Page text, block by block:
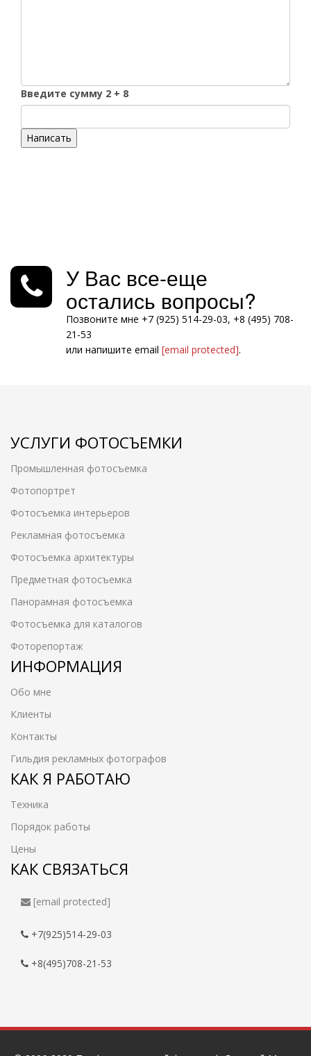
Введите сумму 2 + 8
Написать
У Вас все-еще
остались вопросы?
Позвоните мне +7 (925) 514-29-03, +8 (495) 708-
21-53
или напишите email [email protected].
УСЛУГИ ФОТОСЪЕМКИ
Промышленная фотосъемка
Фотопортрет
Фотосъемка интерьеров
Рекламная фотосъемка
Фотосъемка архитектуры
Предметная фотосъемка
Панорамная фотосъемка
Фотосъемка для каталогов
Фоторепортаж
ИНФОРМАЦИЯ
Обо мне
Клиенты
Контакты
Гильдия рекламных фотографов
КАК Я РАБОТАЮ
Техника
Порядок работы
Цены
КАК СВЯЗАТЬСЯ
[email protected]
+7(925)514-29-03
+8(495)708-21-53